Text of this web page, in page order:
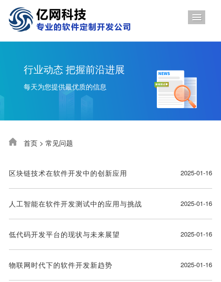
行业动态 把握前沿进展
每天为您提供最优质的信息
首页 > 常见问题
区块链技术在软件开发中的创新应用 2025-01-16
人工智能在软件开发测试中的应用与挑战 2025-01-16
低代码开发平台的现状与未来展望 2025-01-16
物联网时代下的软件开发新趋势 2025-01-16